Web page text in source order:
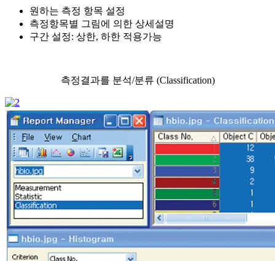
원하는 측정 항목 설정
측정항목별 그림에 의한 상세설명
구간 설정: 상한, 하한 적용가능
측정결과를 분석/분류 (Classification)